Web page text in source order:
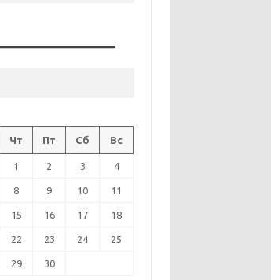
Чт Пт Сб Вс
1 2 3 4
8 9 10 11
15 16 17 18
22 23 24 25
29 30